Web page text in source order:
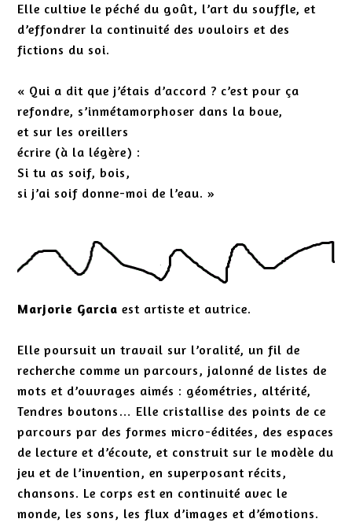
Elle cultive le péché du goût, l’art du souffle, et
d’effondrer la continuité des vouloirs et des
fictions du soi.
« Qui a dit que j’étais d’accord ? c’est pour ça
refondre, s’inmétamorphoser dans la boue,
et sur les oreillers
écrire (à la légère) :
Si tu as soif, bois,
si j’ai soif donne-moi de l’eau. »
Marjorie Garcia est artiste et autrice.
Elle poursuit un travail sur l’oralité, un fil de
recherche comme un parcours, jalonné de listes de
mots et d’ouvrages aimés : géométries, altérité,
Tendres boutons… Elle cristallise des points de ce
parcours par des formes micro-éditées, des espaces
de lecture et d’écoute, et construit sur le modèle du
jeu et de l’invention, en superposant récits,
chansons. Le corps est en continuité avec le
monde, les sons, les flux d’images et d’émotions.